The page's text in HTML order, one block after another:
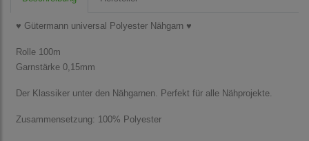
♥ Gütermann universal Polyester Nähgarn ♥
Rolle 100m
Garnstärke 0,15mm
Der Klassiker unter den Nähgarnen. Perfekt für alle Nähprojekte.
Zusammensetzung: 100% Polyester